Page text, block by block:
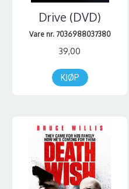
Drive (DVD)
Vare nr. 7036988037380
39,00
KJØP